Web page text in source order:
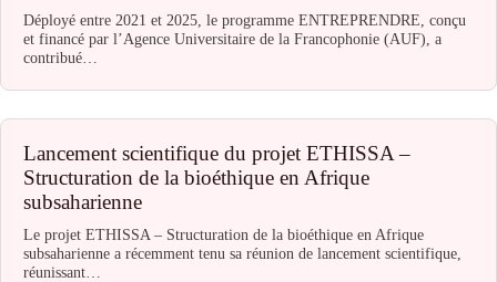
Déployé entre 2021 et 2025, le programme ENTREPRENDRE, conçu
et financé par l’Agence Universitaire de la Francophonie (AUF), a
contribué…
Lancement scientifique du projet ETHISSA –
Structuration de la bioéthique en Afrique
subsaharienne
Le projet ETHISSA – Structuration de la bioéthique en Afrique
subsaharienne a récemment tenu sa réunion de lancement scientifique,
réunissant…